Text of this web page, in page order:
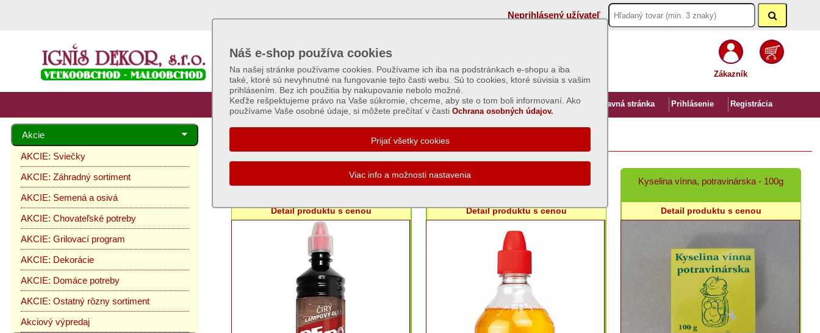
Neprihlásený užívateľ
Zákazník
Úvod Hlavná stránka Prihlásenie Registrácia
Náš e-shop používa cookies
Na našej stránke používame cookies. Používame ich iba na podstránkach e-shopu a iba
také, ktoré sú nevyhnutné na fungovanie tejto časti webu. Sú to cookies, ktoré súvisia s vašim
prihlásením. Bez ich použitia by nakupovanie nebolo možné.
Keďže rešpektujeme právo na Vaše súkromie, chceme, aby ste o tom boli informovaní. Ako
používame Vaše osobné údaje, si môžete prečítať v časti Ochrana osobných údajov.
Akcie
AKCIE: Sviečky
AKCIE: Záhradný sortiment
AKCIE: Semená a osivá
AKCIE: Chovateľské potreby
AKCIE: Grilovací program
AKCIE: Dekorácie
AKCIE: Domáce potreby
AKCIE: Ostatný rôzny sortiment
Akciový výpredaj
AKCIE: Ostatný rôzny sortiment
Detail produktu s cenou Detail produktu s cenou
Kyselina vínna, potravinárska - 100g
Detail produktu s cenou